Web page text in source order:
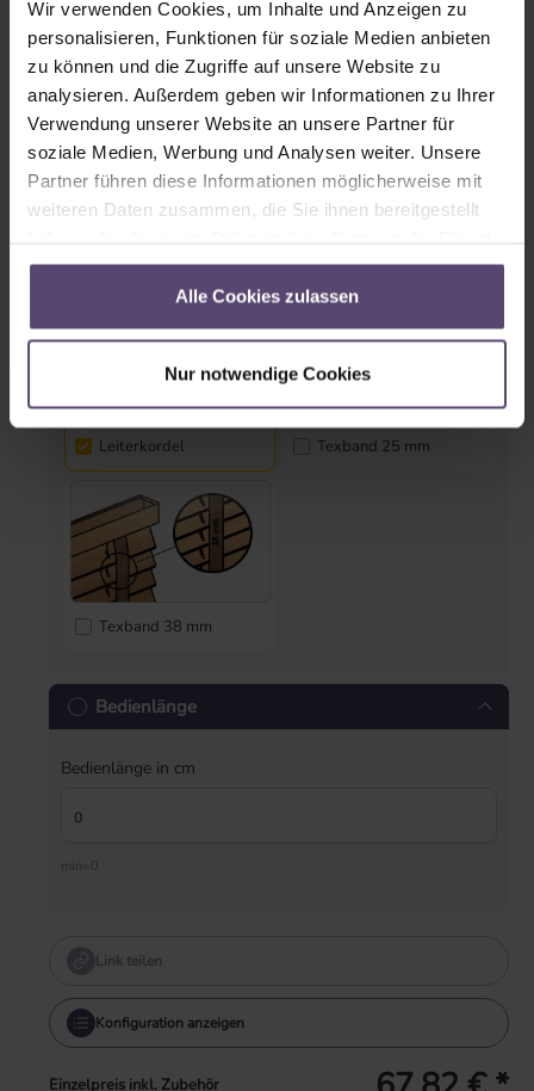
Wir verwenden Cookies, um Inhalte und Anzeigen zu
personalisieren, Funktionen für soziale Medien anbieten
zu können und die Zugriffe auf unsere Website zu
analysieren. Außerdem geben wir Informationen zu Ihrer
Verwendung unserer Website an unsere Partner für
soziale Medien, Werbung und Analysen weiter. Unsere
Partner führen diese Informationen möglicherweise mit
weiteren Daten zusammen, die Sie ihnen bereitgestellt
gesammelt haben.
Alle Cookies zulassen
Nur notwendige Cookies
Seitenführung (Pendelsicherung)
Ja Nein
Leiterkordel Texband 25 mm
Texband 38 mm
Bedienlänge
Bedienlänge in cm
min=0
Link teilen
Konfiguration anzeigen
Einzelpreis inkl. Zubehör